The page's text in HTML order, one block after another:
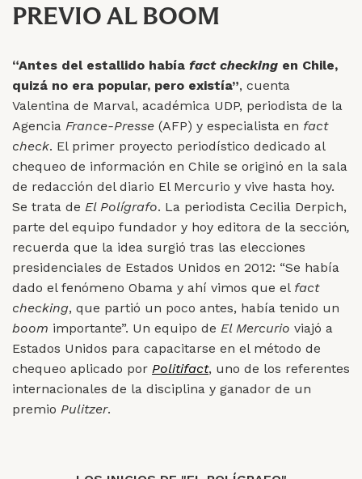
PREVIO AL BOOM
“Antes del estallido había fact checking en Chile,
quizá no era popular, pero existía”, cuenta
Valentina de Marval, académica UDP, periodista de la
Agencia France-Presse (AFP) y especialista en fact
check. El primer proyecto periodístico dedicado al
chequeo de información en Chile se originó en la sala
de redacción del diario El Mercurio y vive hasta hoy.
Se trata de El Polígrafo. La periodista Cecilia Derpich,
parte del equipo fundador y hoy editora de la sección,
recuerda que la idea surgió tras las elecciones
presidenciales de Estados Unidos en 2012: “Se había
dado el fenómeno Obama y ahí vimos que el fact
checking, que partió un poco antes, había tenido un
boom importante”. Un equipo de El Mercurio viajó a
Estados Unidos para capacitarse en el método de
chequeo aplicado por Politifact, uno de los referentes
internacionales de la disciplina y ganador de un
premio Pulitzer.